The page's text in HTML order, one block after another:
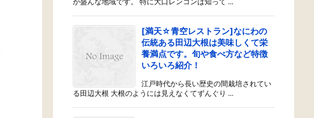
[満天☆青空レストラン]なにわの
伝統ある田辺大根は美味しくて栄
養満点です。旬や食べ方など特徴
いろいろ紹介！
江戸時代から長い歴史の間栽培されてい
る田辺大根 大根のようには見えなくてずんぐり ...